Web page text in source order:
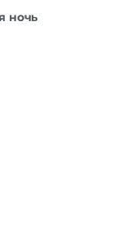
ночь